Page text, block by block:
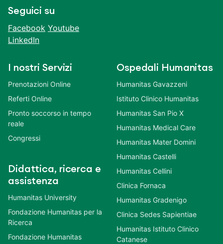
Seguici su
Facebook Youtube
LinkedIn
I nostri Servizi
Prenotazioni Online
Referti Online
Pronto soccorso in tempo
reale
Congressi
Didattica, ricerca e
assistenza
Humanitas University
Fondazione Humanitas per la
Ricerca
Fondazione Humanitas
Ospedali Humanitas
Humanitas Gavazzeni
Istituto Clinico Humanitas
Humanitas San Pio X
Humanitas Medical Care
Humanitas Mater Domini
Humanitas Castelli
Humanitas Cellini
Clinica Fornaca
Humanitas Gradenigo
Clinica Sedes Sapientiae
Humanitas Istituto Clinico
Catanese